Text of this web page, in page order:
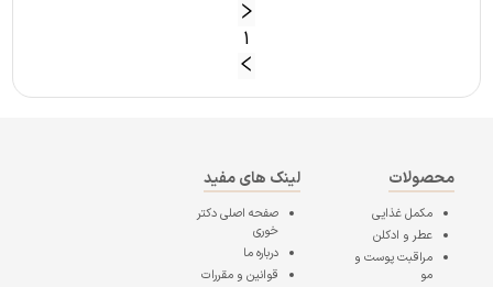
1
محصولات
مکمل غذایی
عطر و ادکلن
مراقبت پوست و
مو
لینک های مفید
صفحه اصلیدکتر
خوری
درباره ما
قوانین و مقررات